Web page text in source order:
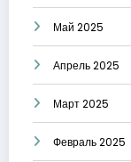
Май 2025
Апрель 2025
Март 2025
Февраль 2025